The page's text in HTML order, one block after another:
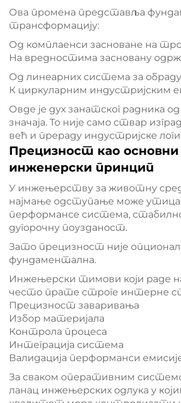
Ова промена представља
трансформацију:
Од комплаенси засноване на
На вредностима засновану
Од линеарних система за обраду
К циркуларним индустријским
Овде је дух занатског радника
значаја. То није само ствар
већ и прераду индустријске
Прецизност као основни
инженерски принцип
У инжењерству за животну
најмање одступање може
перформансе система,
дугорочну поузданост.
Зато прецизност није
фундаментална.
Инжењерски тимови који раде
често прате строге интерне
Прецизност заваривања
Избор материјала
Контрола процеса
Интеграција система
Валидација перформанси
За сваком оперативним
ланац инжењерских одлука у